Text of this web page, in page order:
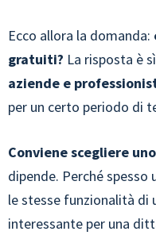
Ecco allora la domanda:
gratuiti? La risposta è
aziende e
per un certo periodo di
Conviene scegliere
dipende. Perché spesso
le stesse funzionalità di
interessante per una